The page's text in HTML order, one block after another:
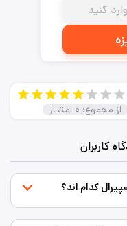
کاربران
از مجموع: ۰ امتیاز
کدام اند؟